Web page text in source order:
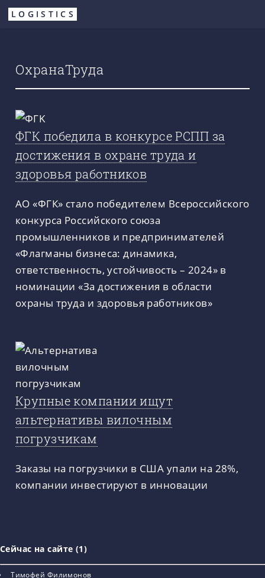
Перейти
LOGISTICS
ОхранаТруда
ФГК победила в конкурсе РСПП за
достижения в охране труда и
здоровья работников
АО «ФГК» стало победителем Всероссийского
конкурса Российского союза
промышленников и предпринимателей
«Флагманы бизнеса: динамика,
ответственность, устойчивость – 2024» в
номинации «За достижения в области
охраны труда и здоровья работников»
Крупные компании ищут
альтернативы вилочным
погрузчикам
Заказы на погрузчики в США упали на 28%,
компании инвестируют в инновации
Сейчас на сайте (1)
Тимофей Филимонов